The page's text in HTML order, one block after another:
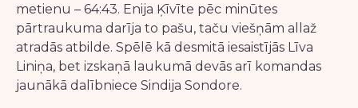
metienu – 64:43. Enija Ķīvīte pēc minūtes
pārtraukuma darīja to pašu, taču viešņām allaž
atradās atbilde. Spēlē kā desmitā iesaistījās Līva
Liniņa, bet izskaņā laukumā devās arī komandas
jaunākā dalībniece Sindija Sondore.